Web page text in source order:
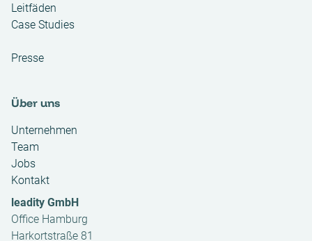
Leitfäden
Case Studies
Presse
Über uns
Unternehmen
Team
Jobs
Kontakt
leadity GmbH
Office Hamburg
Harkortstraße 81